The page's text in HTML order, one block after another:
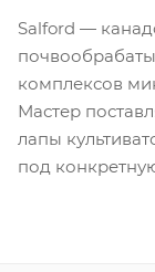
Salford —
комплексов
Мастер
лапы
под